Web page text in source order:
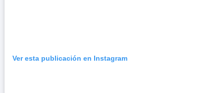
Ver esta publicación en Instagram